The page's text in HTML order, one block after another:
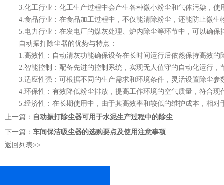
3.化工行业：化工生产过程中会产生各种微小粉尘和气体污染，使
4.食品行业：在食品加工过程中，不仅能清除粉尘，还能防止微生
5.电力行业：在发电厂的煤灰处理、炉内除尘等环节中，可以确保
自动振打除尘器的优势与特点：
1.高效性：自动清灰功能确保设备在长时间运行后依然保持高效的
2.智能控制：配备先进的控制系统，实现无人值守的自动化运行，
3.适应性强：可根据不同的生产需求和环境条件，灵活设置除尘参
4.环保性：有效降低粉尘排放，提高工作环境的空气质量，符合现
5.经济性：在长期使用中，由于其高效率和较低的维护成本，相对
上一篇： 自动振打除尘器可用于水泥生产过程中的除尘
下一篇： 车间保洁吸尘器的选购要点及使用注意事项
返回列表>>